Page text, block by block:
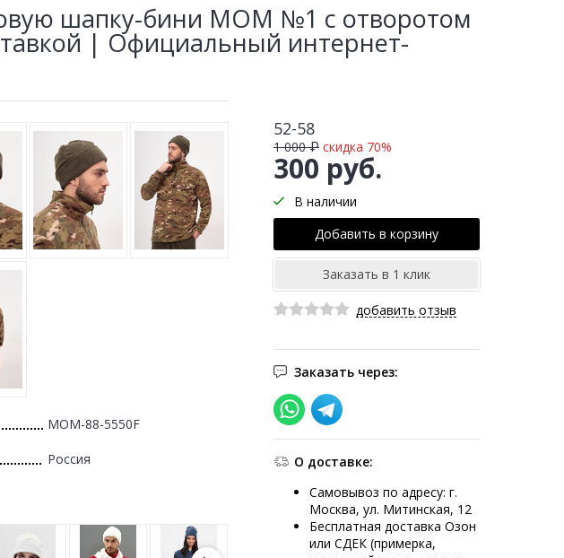
шапку-бини MOM №1 с отворотом
| Официальный интернет-
52-58
300 руб.
1 000 ₽ скидка 70%
В наличии
добавить отзыв
Заказать через:
О доставке:
Самовывоз по адресу: г.
Москва, ул. Митинская, 12
Бесплатная доставка Озон
или СДЕК (примерка,
MOM-88-5550F
Россия